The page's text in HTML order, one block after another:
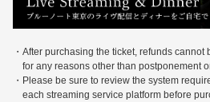
・After purchasing the ticket, refunds cannot
for any reasons other than postponement
・Please be sure to review the system
each streaming service platform before